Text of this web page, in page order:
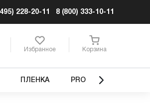
228-20-11 8 (800) 333-10-11
Избранное Корзина
ПЛЕНКА PRO